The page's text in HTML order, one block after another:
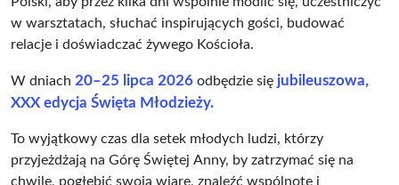
w warsztatach, słuchać inspirujących gości, budować
relacje i doświadczać żywego Kościoła.
W dniach 20–25 lipca 2026 odbędzie się jubileuszowa,
XXX edycja Święta Młodzieży.
To wyjątkowy czas dla setek młodych ludzi, którzy
przyjeżdżają na Górę Świętej Anny, by zatrzymać się na
chwilę, pogłębić swoją wiarę, znaleźć wspólnotę i